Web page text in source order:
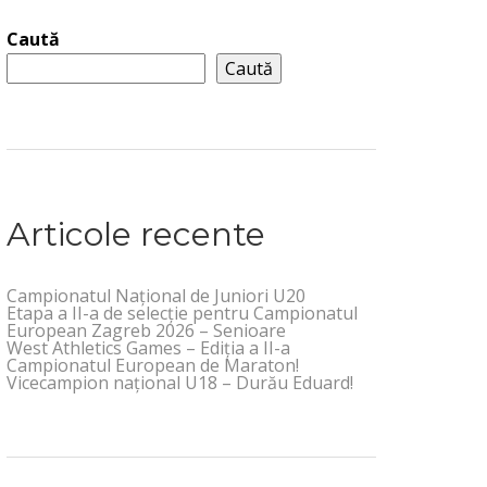
Caută
Caută
Articole recente
Campionatul Național de Juniori U20
Etapa a II-a de selecție pentru Campionatul
European Zagreb 2026 – Senioare
West Athletics Games – Ediția a II-a
Campionatul European de Maraton!
Vicecampion național U18 – Durău Eduard!